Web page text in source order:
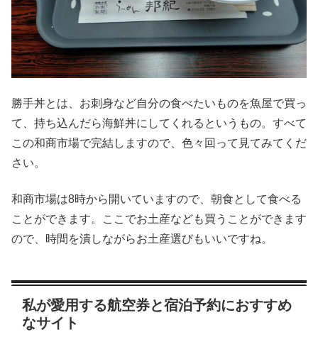
勝手丼とは、お刺身など自分の食べたいものを魚屋で買っ
て、持ち込んだら海鮮丼にしてくれるというもの。すべて
この和商市場で完結しますので、色々回って見てみてくだ
さい。
和商市場は8時から開いていますので、朝食として食べる
ことができます。ここでお土産なども買うことができます
ので、時間を潰しながらお土産選びもいいですね。
私が愛用する航空券と宿泊予約におすすめ
なサイト